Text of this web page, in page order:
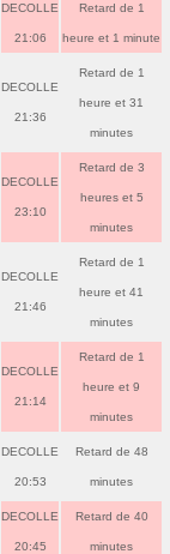
DECOLLE
21:06
Retard de 1
heure et 1 minute
DECOLLE
21:36
Retard de 1
heure et 31
minutes
DECOLLE
23:10
Retard de 3
heures et 5
minutes
DECOLLE
21:46
Retard de 1
heure et 41
minutes
DECOLLE
21:14
Retard de 1
heure et 9
minutes
DECOLLE
20:53
Retard de 48
minutes
DECOLLE
20:45
Retard de 40
minutes